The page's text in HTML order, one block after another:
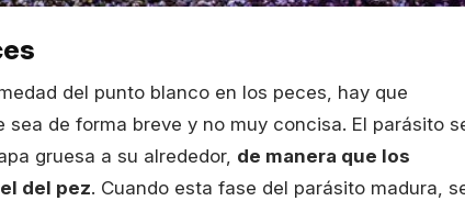
del punto blanco en los peces, hay que
de forma breve y no muy concisa. El parásito
gruesa a su alrededor, de manera que los
del pez. Cuando esta fase del parásito madura,